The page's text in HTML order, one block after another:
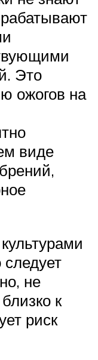
Это
ожогов на
виде
не
к
риск